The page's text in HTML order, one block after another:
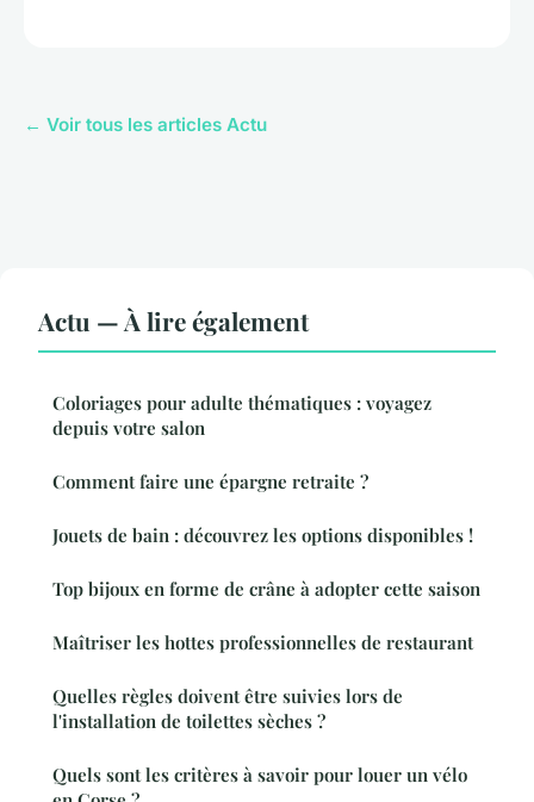
← Voir tous les articles Actu
Actu — À lire également
Coloriages pour adulte thématiques : voyagez
depuis votre salon
Comment faire une épargne retraite ?
Jouets de bain : découvrez les options disponibles !
Top bijoux en forme de crâne à adopter cette saison
Maîtriser les hottes professionnelles de restaurant
Quelles règles doivent être suivies lors de
l'installation de toilettes sèches ?
Quels sont les critères à savoir pour louer un vélo